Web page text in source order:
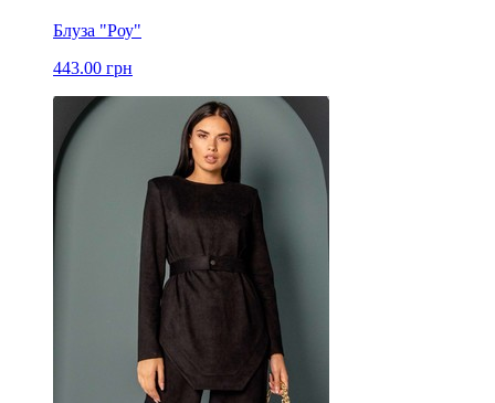
Блуза "Роу"
443.00 грн